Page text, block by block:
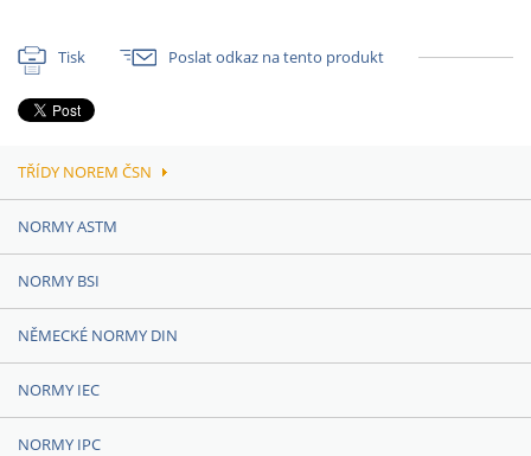
Tisk Poslat odkaz na tento produkt
TŘÍDY NOREM ČSN
NORMY ASTM
NORMY BSI
NĚMECKÉ NORMY DIN
NORMY IEC
NORMY IPC